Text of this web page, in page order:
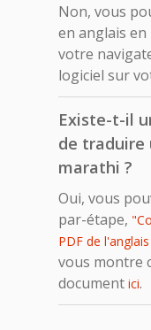
Non, vous
en anglais
votre
logiciel sur
Existe-t-il
de traduire
marathi ?
Oui, vous
par-étape,
PDF de
vous montre
document ici.